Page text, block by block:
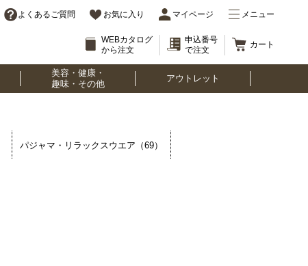
よくあるご質問 お気に入り マイページ メニュー
WEBカタログ
から注文
申込番号
で注文
カート
美容・健康・
趣味・その他
アウトレット
パジャマ・リラックスウエア（69）